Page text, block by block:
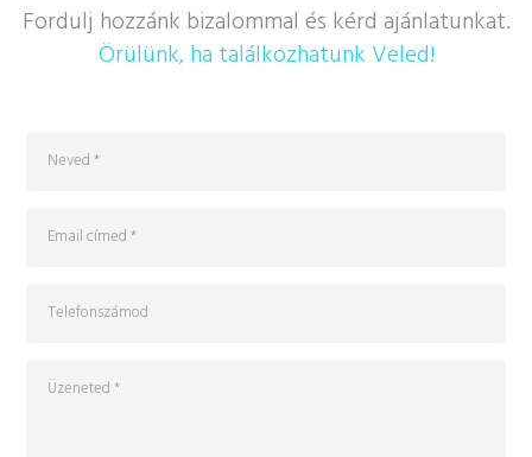
Fordulj hozzánk bizalommal és kérd ajánlatunkat.
Örülünk, ha találkozhatunk Veled!